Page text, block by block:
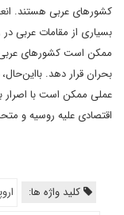
کشورهای عربی هستند.
بسیاری از مقامات عربی در
ممکن است کشورهای عربی
بحران قرار دهد.
عملی ممکن است با
اقتصادی علیه روسیه و
کلید واژه ها: